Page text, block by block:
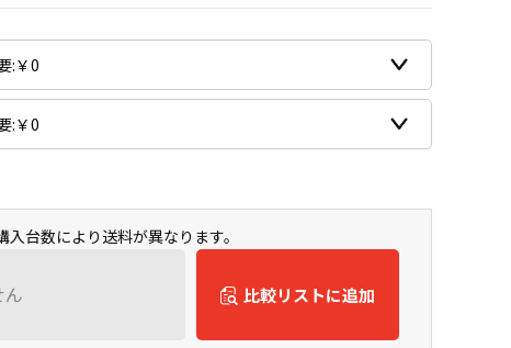
台数により送料が異なります。
ん 比較リストに追加